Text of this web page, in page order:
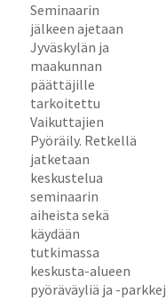
Seminaarin
jälkeen ajetaan
Jyväskylän ja
maakunnan
päättäjille
tarkoitettu
Vaikuttajien
Pyöräily. Retkellä
jatketaan
keskustelua
seminaarin
aiheista sekä
käydään
tutkimassa
keskusta-alueen
pyöräväyliä ja -